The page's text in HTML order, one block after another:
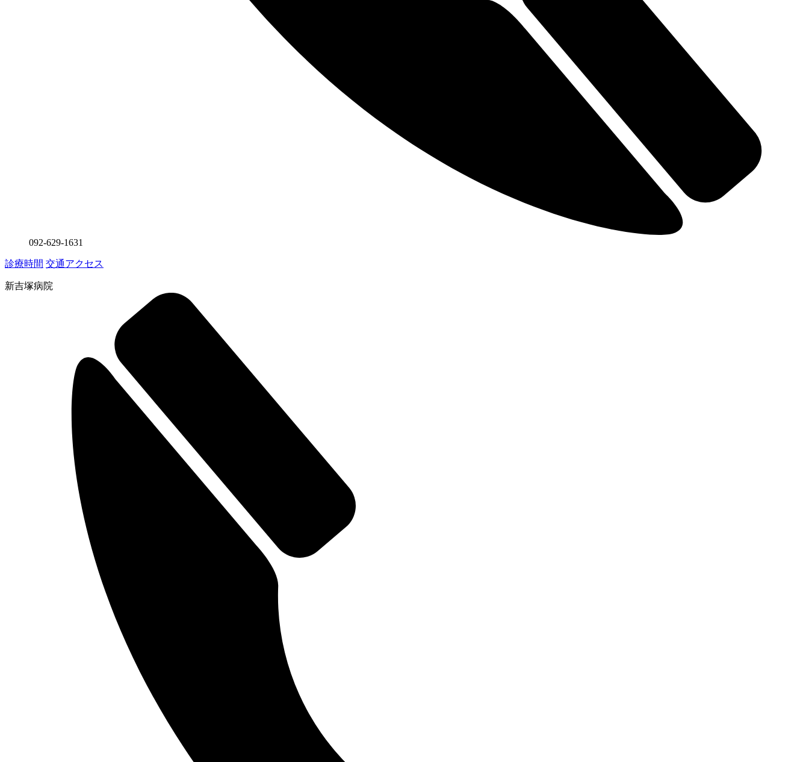
092-629-1631
診療時間 交通アクセス
新吉塚病院